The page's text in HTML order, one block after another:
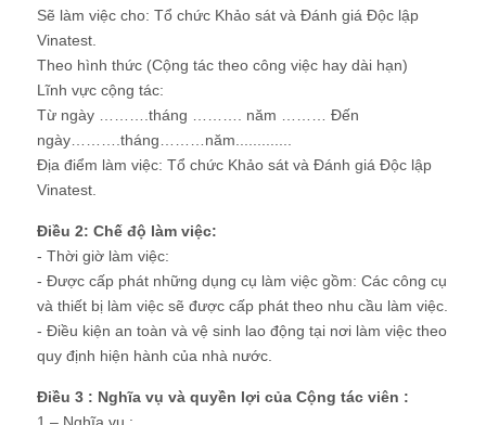
Sẽ làm việc cho: Tổ chức Khảo sát và Đánh giá Độc lập
Vinatest.
Theo hình thức (Cộng tác theo công việc hay dài hạn)
Lĩnh vực cộng tác:
Từ ngày ……….tháng ………. năm ……… Đến
ngày……….tháng………năm.............
Địa điểm làm việc: Tổ chức Khảo sát và Đánh giá Độc lập
Vinatest.
Điều 2: Chế độ làm việc:
- Thời giờ làm việc:
- Được cấp phát những dụng cụ làm việc gồm: Các công cụ
và thiết bị làm việc sẽ được cấp phát theo nhu cầu làm việc.
- Điều kiện an toàn và vệ sinh lao động tại nơi làm việc theo
quy định hiện hành của nhà nước.
Điều 3 : Nghĩa vụ và quyền lợi của Cộng tác viên :
1 – Nghĩa vụ :